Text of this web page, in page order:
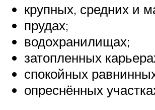
крупных, средних и
прудах;
водохранилищах;
затопленных
спокойных
опреснённых